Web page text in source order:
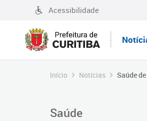
Acessibilidade
Início Notícias Saúde
Saúde